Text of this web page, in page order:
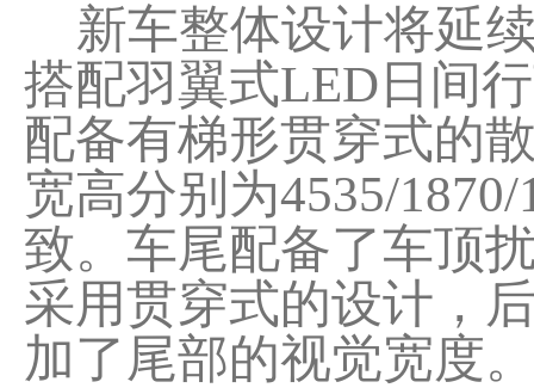
新车整体设计将延
搭配羽翼式LED日间
配备有梯形贯穿式的
宽高分别为4535/
致。车尾配备了车顶
采用贯穿式的设计，
加了尾部的视觉宽度